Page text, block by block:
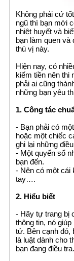
Không phải cứ
ngũ thì bạn mới
nhiệt huyết và
bạn làm quen
thú vị này.
Hiện nay, có
kiếm tiền nên thi
phải ai cũng
những bạn yêu
1. Công tác
- Bạn phải có
hoặc một chiếc
ghi lại những
- Một quyển sổ
bạn đến.
- Nên có một cái
tay….
2. Hiểu biết
- Hãy tự trang bị
thông tin, nó
tử. Bên cạnh đó,
là luật dành cho
bạn đang điều